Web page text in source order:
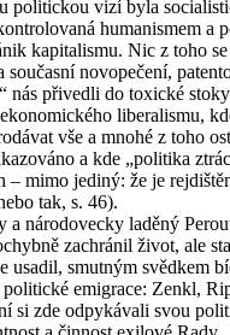
politickou vizí byla
humanismem a
kapitalismu. Nic z toho
současní novopečení,
nás přivedli do toxické stoky
liberalismu,
vše a mnohé z toho
a kde „politika
– mimo jediný: že je
tak, s. 46).
a národovecky laděný
zachránil život, ale
usadil, smutným svědkem
politické emigrace: Zenkl,
si zde odpykávali svou